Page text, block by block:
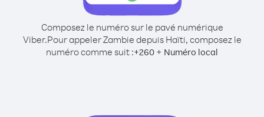
Composez le numéro sur le pavé numérique
Viber.Pour appeler Zambie depuis Haïti, composez le
numéro comme suit :+260 + Numéro local